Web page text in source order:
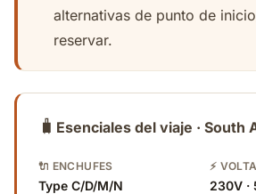
alternativas de punto de
reservar.
🧳 Esenciales del viaje · South
🔌 ENCHUFES
Type C/D/M/N
⚡
230V ·